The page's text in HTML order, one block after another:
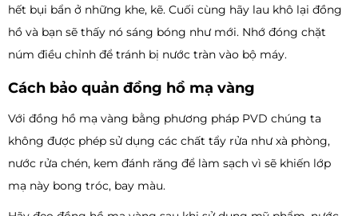
hết bụi bẩn ở những khe, kẽ. Cuối cùng hãy lau khô lại đồng
hồ và bạn sẽ thấy nó sáng bóng như mới. Nhớ đóng chặt
núm điều chỉnh để tránh bị nước tràn vào bộ máy.
Cách bảo quản đồng hồ mạ vàng
Với đồng hồ mạ vàng bằng phương pháp PVD chúng ta
không được phép sử dụng các chất tẩy rửa như xà phòng,
nước rửa chén, kem đánh răng để làm sạch vì sẽ khiến lớp
mạ này bong tróc, bay màu.